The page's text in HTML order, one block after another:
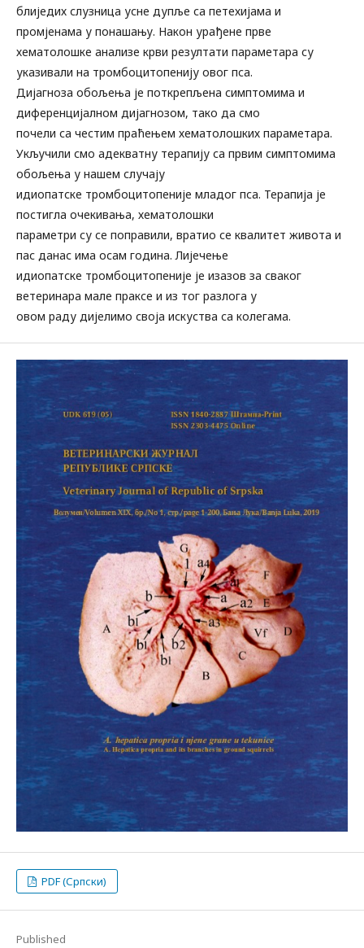
блиједих слузница усне дупље са петехијама и
промјенама у понашању. Након урађене прве
хематолошке анализе крви резултати параметара су
указивали на тромбоцитопенију овог пса.
Дијагноза обољења је поткрепљена симптомима и
диференцијалном дијагнозом, тако да смо
почели са честим праћењем хематолошких параметара.
Укључили смо адекватну терапију са првим симптомима
обољења у нашем случају
идиопатске тромбоцитопеније младог пса. Терапија је
постигла очекивања, хематолошки
параметри су се поправили, вратио се квалитет живота и
пас данас има осам година. Лијечење
идиопатске тромбоцитопеније је изазов за сваког
ветеринара мале праксе и из тог разлога у
овом раду дијелимо своја искуства са колегама.
PDF (Српски)
Published